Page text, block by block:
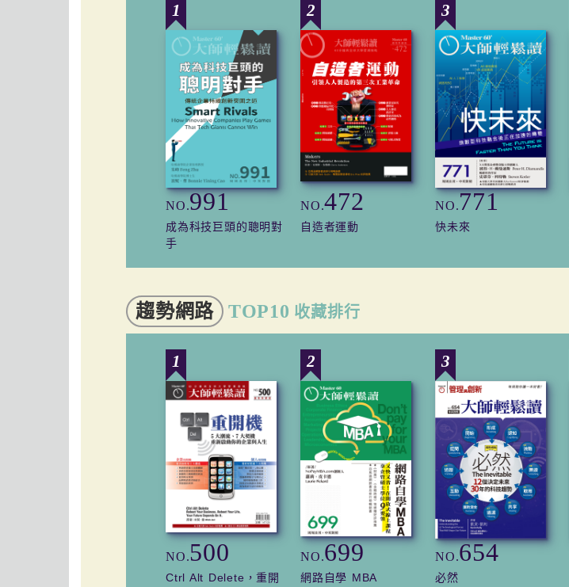
1
NO.991
成為科技巨頭的聰明對
手
2
NO.472
自造者運動
3
NO.771
快未來
趨勢網路 TOP10 收藏排行
1
NO.500
Ctrl Alt Delete，重開
2
NO.699
網路自學 MBA
3
NO.654
必然